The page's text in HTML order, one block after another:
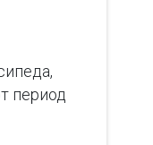
период